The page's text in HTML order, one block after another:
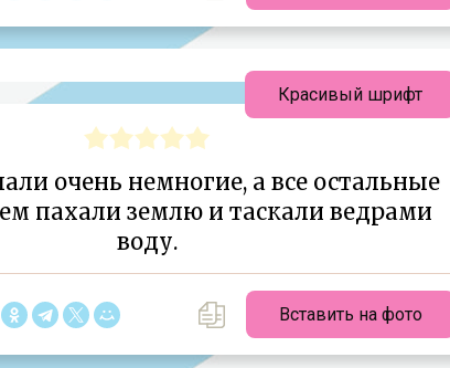
очень немногие, а все остальные
пахали землю и таскали ведрами
воду.
Вставить на фото
Красивый шрифт